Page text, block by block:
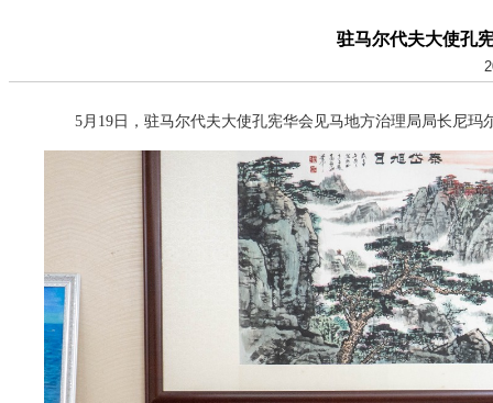
驻马尔代夫大使孔
5月19日，驻马尔代夫大使孔宪华会见马地方治理局局长尼玛